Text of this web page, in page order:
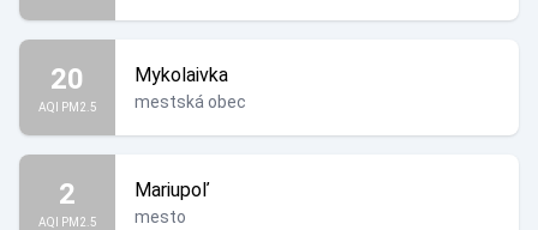
20
AQI PM2.5
Mykolaivka
mestská obec
2
AQI PM2.5
Mariupoľ
mesto